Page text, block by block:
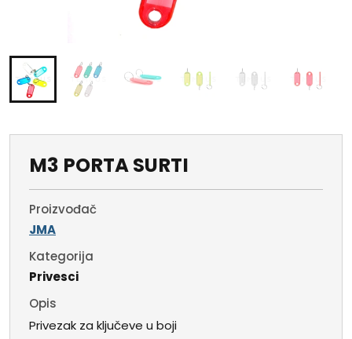
M3 PORTA SURTI
Proizvođač
JMA
Kategorija
Privesci
Opis
Privezak za ključeve u boji